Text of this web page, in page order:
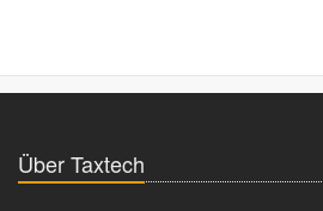
Über Taxtech